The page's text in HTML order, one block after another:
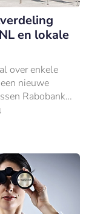
en lokale
over enkele
nieuwe
Rabobank
121 lokale